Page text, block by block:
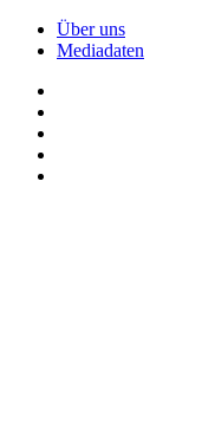
Über uns
Mediadaten